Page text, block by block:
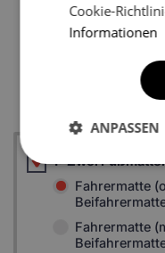
*Ein Beispielfoto. Das
Autofußboden
1: Zwei
Fahrermatte
Fahrermatte
Cookie-
Informationen
ANPASSEN